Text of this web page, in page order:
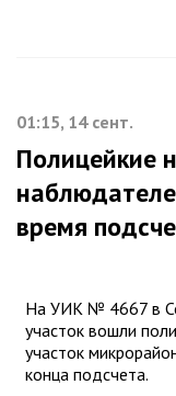
01:15, 14 сент.
Полицейкие
время
На УИК № 4667 в
участок вошли
участок
конца подсчета.